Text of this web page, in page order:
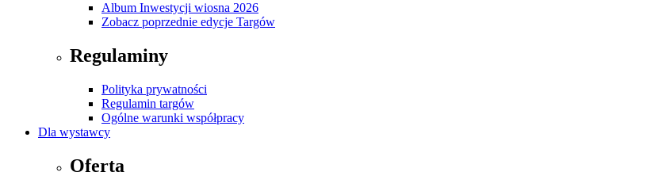
Album Inwestycji wiosna 2026
Zobacz poprzednie edycje Targów
Regulaminy
Polityka prywatności
Regulamin targów
Ogólne warunki współpracy
Dla wystawcy
Oferta